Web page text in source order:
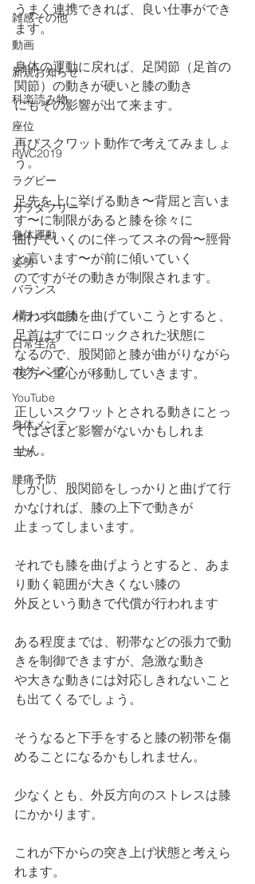
雑感その他
動画
新規お知らせ
科楽読み物
座位
RWC2019
ラグビー
カラダフリー
身体運動
姿勢
バランス
バランス能力
日常生活
ボクシング
YouTube
身体メンテ
ヨガ
腰痛予防
うまく連携できれば、良い仕事ができ
ます。
身体の運動に戻れば、足関節（足首の
関節）の動きが硬いと膝の動き
にもその影響が出て来ます。
再びスクワット動作で考えてみましょ
う。
足先を上に挙げる動き〜背屈と言いま
す〜に制限があると膝を徐々に
曲げていくのに伴ってスネの骨〜脛骨
と言います〜が前に傾いていく
のですがその動きが制限されます。
構わずに膝を曲げていこうとすると、
足首はすでにロックされた状態に
なるので、股関節と膝が曲がりながら
後方へ重心が移動していきます。
正しいスクワットとされる動きにとっ
てはさほど影響がないかもしれま
せん。
しかし、股関節をしっかりと曲げて行
かなければ、膝の上下で動きが
止まってしまいます。
それでも膝を曲げようとすると、あま
り動く範囲が大きくない膝の
外反という動きで代償が行われます
ある程度までは、靭帯などの張力で動
きを制御できますが、急激な動き
や大きな動きには対応しきれないこと
も出てくるでしょう。
そうなると下手をすると膝の靭帯を傷
めることになるかもしれません。
少なくとも、外反方向のストレスは膝
にかかります。
これが下からの突き上げ状態と考えら
れます。